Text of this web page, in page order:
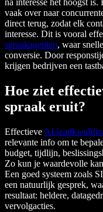
na interesse het hoogst
vaak over naar
direct terug, zodat elk
interesse. Dit is vooral
spraakagenten, waar
conversie. Door
krijgen bedrijven een
Hoe ziet
spraak eruit?
Effectieve AI-
relevante info om te
budget, tijdlijn,
Zo kun je waardevolle
Een goed systeem zoals
een natuurlijk gesprek,
resultaat: heldere,
vervolgacties.